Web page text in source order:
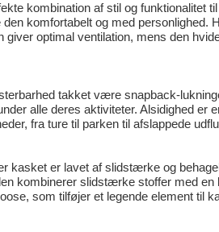
kombination af stil og funktionalitet
komfortabelt og med personlighed.
optimal ventilation, mens den
takket være snapback-
alle deres aktiviteter. Alsidighed
fra ture til parken til afslappede
er lavet af slidstærke og
kombinerer slidstærke stoffer med
som tilføjer et legende element